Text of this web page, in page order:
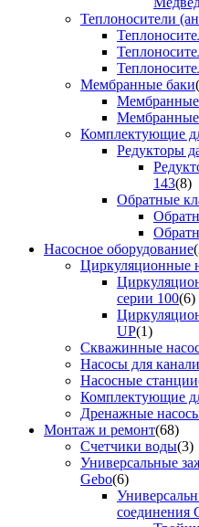
Теплоносители
Мембранные баки
Мембранные
Комплектующие
Редукторы
143(8)
Обратные
Насосное оборудование
Циркуляционные
серии 100(6)
UP(1)
Скважинные
Насосы для
Насосные станции
Комплектующие
Дренажные
Монтаж и ремонт(68)
Счетчики воды(3)
Универсальные
Gebo(6)
соединения